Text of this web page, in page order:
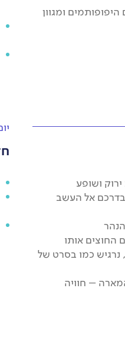
ומגוון
ושופע
בדרכם אל העשב
החוצים אותו
נרגיש כמו בסרט של
– חוויה